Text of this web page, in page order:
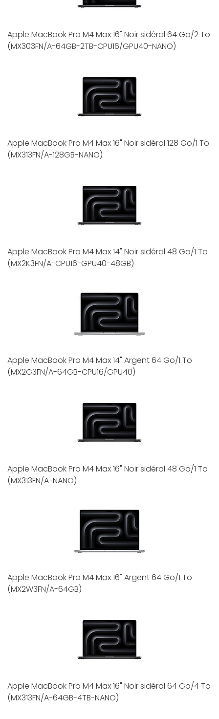
Apple MacBook Pro M4 Max 16" Noir sidéral 64 Go/2 To
(MX303FN/A-64GB-2TB-CPU16/GPU40-NANO)
Apple MacBook Pro M4 Max 16" Noir sidéral 128 Go/1 To
(MX313FN/A-128GB-NANO)
Apple MacBook Pro M4 Max 14" Noir sidéral 48 Go/1 To
(MX2K3FN/A-CPU16-GPU40-48GB)
Apple MacBook Pro M4 Max 14" Argent 64 Go/1 To
(MX2G3FN/A-64GB-CPU16/GPU40)
Apple MacBook Pro M4 Max 16" Noir sidéral 48 Go/1 To
(MX313FN/A-NANO)
Apple MacBook Pro M4 Max 16" Argent 64 Go/1 To
(MX2W3FN/A-64GB)
Apple MacBook Pro M4 Max 16" Noir sidéral 64 Go/4 To
(MX313FN/A-64GB-4TB-NANO)